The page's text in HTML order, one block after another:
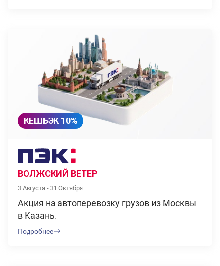
КЕШБЭК 10%
ВОЛЖСКИЙ ВЕТЕР
3 Августа - 31 Октября
Акция на автоперевозку грузов из Москвы
в Казань.
Подробнее